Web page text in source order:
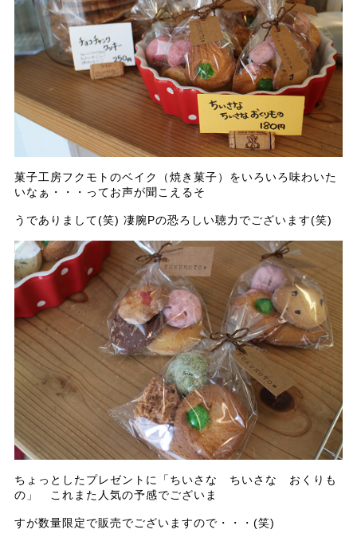
菓子工房フクモトのベイク（焼き菓子）をいろいろ味わいた
いなぁ・・・ってお声が聞こえるそ
うでありまして(笑) 凄腕Pの恐ろしい聴力でございます(笑)
ちょっとしたプレゼントに「ちいさな ちいさな おくりも
の」 これまた人気の予感でございま
すが数量限定で販売でございますので・・・(笑)